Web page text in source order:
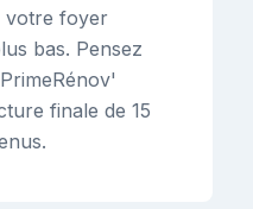
votre foyer
bas. Pensez
finale de 15